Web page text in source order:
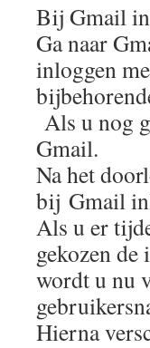
Bij Gmail
Ga naar
inloggen
Als u nog
Gmail.
Na het
bij Gmail
Als u er
gekozen de
wordt u nu
Hierna